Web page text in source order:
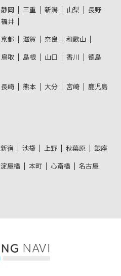
静岡 三重 新潟 山梨
長野
福井
京都 滋賀 奈良 和歌山
鳥取 島根 山口 香川
徳島
長崎 熊本 大分 宮崎
鹿児島
新宿 池袋 上野 秋葉原 銀座
淀屋橋 本町 心斎橋 名古屋